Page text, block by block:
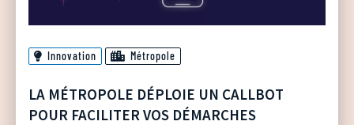
Innovation Métropole
LA MÉTROPOLE DÉPLOIE UN CALLBOT
POUR FACILITER VOS DÉMARCHES